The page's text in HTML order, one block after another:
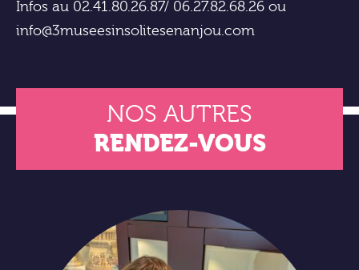
Infos au 02.41.80.26.87/ 06.27.82.68.26 ou
info@3museesinsolitesenanjou.com
NOS AUTRES
RENDEZ-VOUS